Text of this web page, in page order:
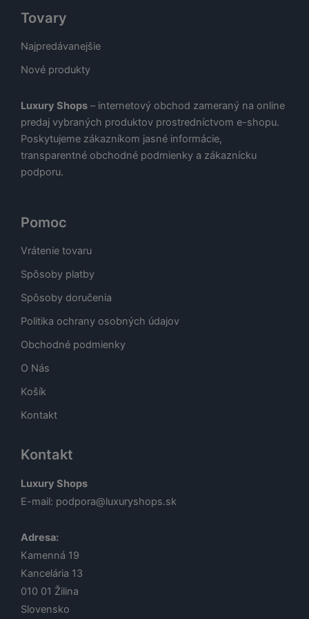
Tovary
Najpredávanejšie
Nové produkty
Luxury Shops – internetový obchod zameraný na online
predaj vybraných produktov prostredníctvom e-shopu.
Poskytujeme zákazníkom jasné informácie,
transparentné obchodné podmienky a zákaznícku
podporu.
Pomoc
Vrátenie tovaru
Spôsoby platby
Spôsoby doručenia
Politika ochrany osobných údajov
Obchodné podmienky
O Nás
Košík
Kontakt
Kontakt
Luxury Shops
E-mail: podpora@luxuryshops.sk
Adresa:
Kamenná 19
Kancelária 13
010 01 Žilina
Slovensko